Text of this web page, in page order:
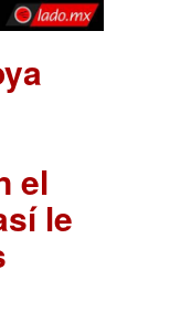
el
le